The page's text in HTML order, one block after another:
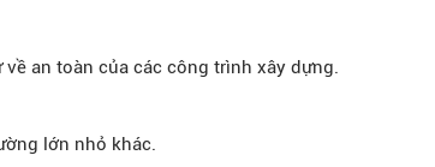
an toàn của các công trình xây dựng.
lớn nhỏ khác.